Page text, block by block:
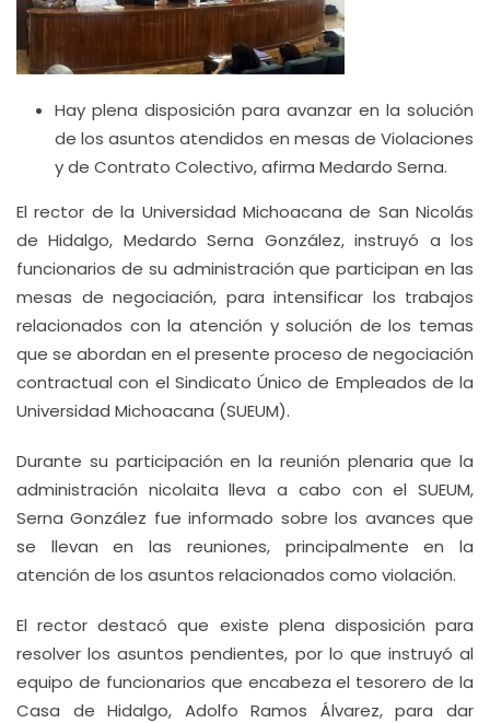
Hay plena disposición para avanzar en la solución
de los asuntos atendidos en mesas de Violaciones
y de Contrato Colectivo, afirma Medardo Serna.
El rector de la Universidad Michoacana de San Nicolás
de Hidalgo, Medardo Serna González, instruyó a los
funcionarios de su administración que participan en las
mesas de negociación, para intensificar los trabajos
relacionados con la atención y solución de los temas
que se abordan en el presente proceso de negociación
contractual con el Sindicato Único de Empleados de la
Universidad Michoacana (SUEUM).
Durante su participación en la reunión plenaria que la
administración nicolaita lleva a cabo con el SUEUM,
Serna González fue informado sobre los avances que
se llevan en las reuniones, principalmente en la
atención de los asuntos relacionados como violación.
El rector destacó que existe plena disposición para
resolver los asuntos pendientes, por lo que instruyó al
equipo de funcionarios que encabeza el tesorero de la
Casa de Hidalgo, Adolfo Ramos Álvarez, para dar